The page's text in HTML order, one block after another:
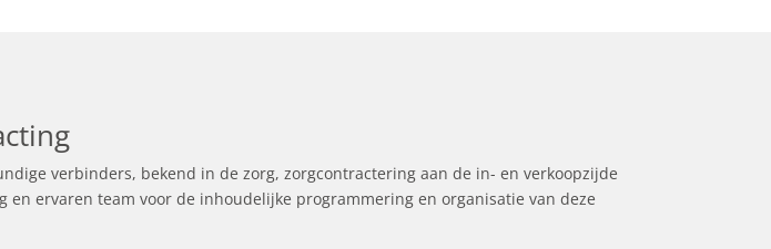
verbinders, bekend in de zorg, zorgcontractering aan de in- en verkoopzijde
ervaren team voor de inhoudelijke programmering en organisatie van deze